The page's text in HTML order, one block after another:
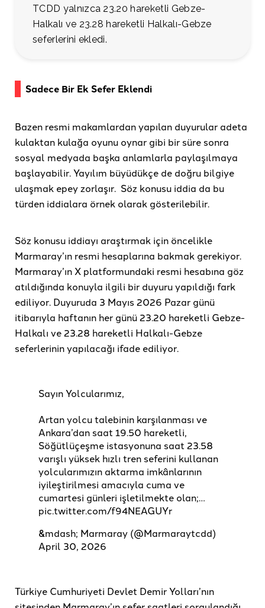
TCDD yalnızca 23.20 hareketli Gebze-
Halkalı ve 23.28 hareketli Halkalı-Gebze
seferlerini ekledi.
Sadece Bir Ek Sefer Eklendi
Bazen resmi makamlardan yapılan duyurular adeta
kulaktan kulağa oyunu oynar gibi bir süre sonra
sosyal medyada başka anlamlarla paylaşılmaya
başlayabilir. Yayılım büyüdükçe de doğru bilgiye
ulaşmak epey zorlaşır. Söz konusu iddia da bu
türden iddialara örnek olarak gösterilebilir.
Söz konusu iddiayı araştırmak için öncelikle
Marmaray’ın resmi hesaplarına bakmak gerekiyor.
Marmaray’ın X platformundaki resmi hesabına göz
atıldığında konuyla ilgili bir duyuru yapıldığı fark
ediliyor. Duyuruda 3 Mayıs 2026 Pazar günü
itibarıyla haftanın her günü 23.20 hareketli Gebze-
Halkalı ve 23.28 hareketli Halkalı-Gebze
seferlerinin yapılacağı ifade ediliyor.
Sayın Yolcularımız,
Artan yolcu talebinin karşılanması ve
Ankara’dan saat 19.50 hareketli,
Söğütlüçeşme istasyonuna saat 23.58
varışlı yüksek hızlı tren seferini kullanan
yolcularımızın aktarma imkânlarının
iyileştirilmesi amacıyla cuma ve
cumartesi günleri işletilmekte olan;…
pic.twitter.com/f94NEAGUYr
&mdash; Marmaray (@Marmaraytcdd)
April 30, 2026
Türkiye Cumhuriyeti Devlet Demir Yolları’nın